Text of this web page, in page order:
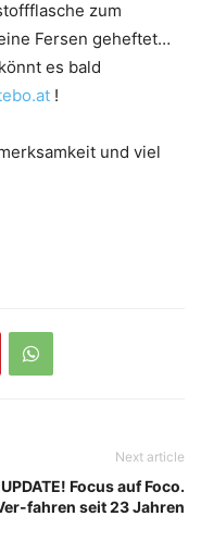
zum
Fersen geheftet…
es bald
!
und viel
Next article
Focus auf Foco.
fahren seit 23 Jahren